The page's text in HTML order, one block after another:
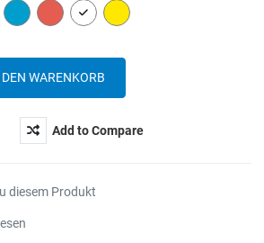
BLUE RED WHITE YELLOW
Add to Compare
diesem Produkt